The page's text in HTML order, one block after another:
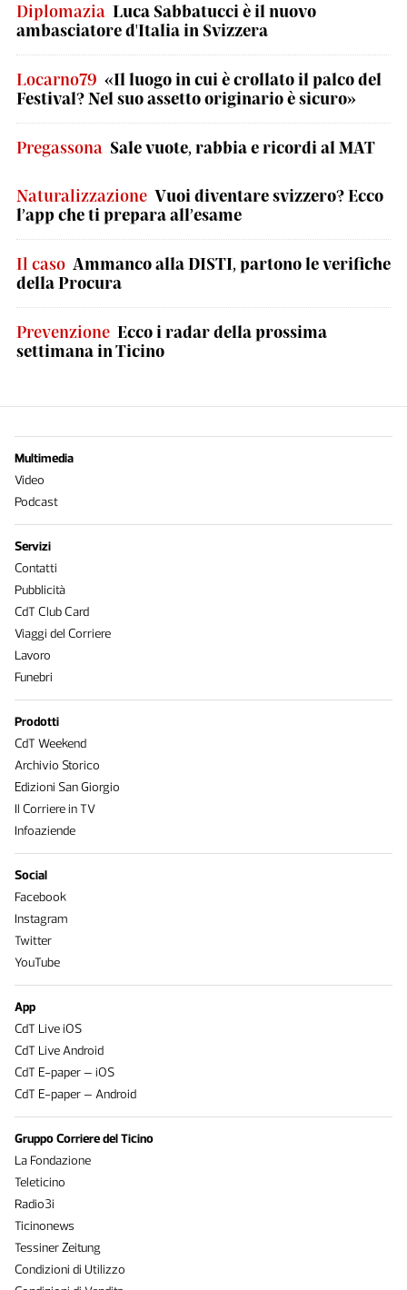
Diplomazia Luca Sabbatucci è il nuovo
ambasciatore d'Italia in Svizzera
Locarno79 «Il luogo in cui è crollato il palco del
Festival? Nel suo assetto originario è sicuro»
Pregassona Sale vuote, rabbia e ricordi al MAT
Naturalizzazione Vuoi diventare svizzero? Ecco
l’app che ti prepara all’esame
Il caso Ammanco alla DISTI, partono le verifiche
della Procura
Prevenzione Ecco i radar della prossima
settimana in Ticino
Multimedia
Video
Podcast
Servizi
Contatti
Pubblicità
CdT Club Card
Viaggi del Corriere
Lavoro
Funebri
Prodotti
CdT Weekend
Archivio Storico
Edizioni San Giorgio
Il Corriere in TV
Infoaziende
Social
Facebook
Instagram
Twitter
YouTube
App
CdT Live iOS
CdT Live Android
CdT E-paper – iOS
CdT E-paper – Android
Gruppo Corriere del Ticino
La Fondazione
Teleticino
Radio3i
Ticinonews
Tessiner Zeitung
Condizioni di Utilizzo